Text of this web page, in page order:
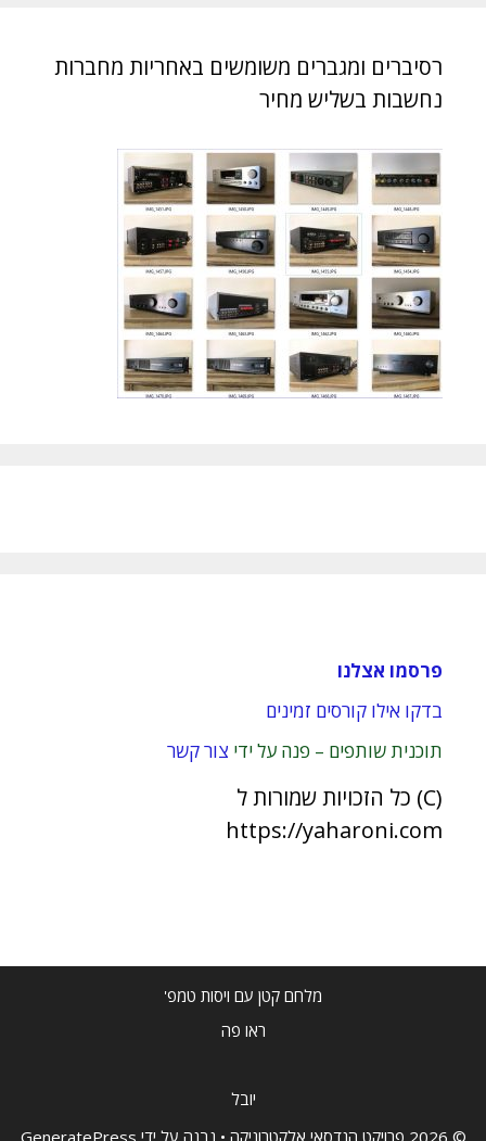
רסיברים ומגברים משומשים באחריות מחברות
נחשבות בשליש מחיר
פרסמו אצלנו
בדקו אילו קורסים זמינים
תוכנית שותפים – פנה על ידי צור קשר
(C) כל הזכויות שמורות ל
https://yaharoni.com
מלחם קטן עם ויסות טמפ'
ראו פה
יובל
© 2026 פרויקט הנדסאי אלקטרוניקה
• נבנה על ידי GeneratePress